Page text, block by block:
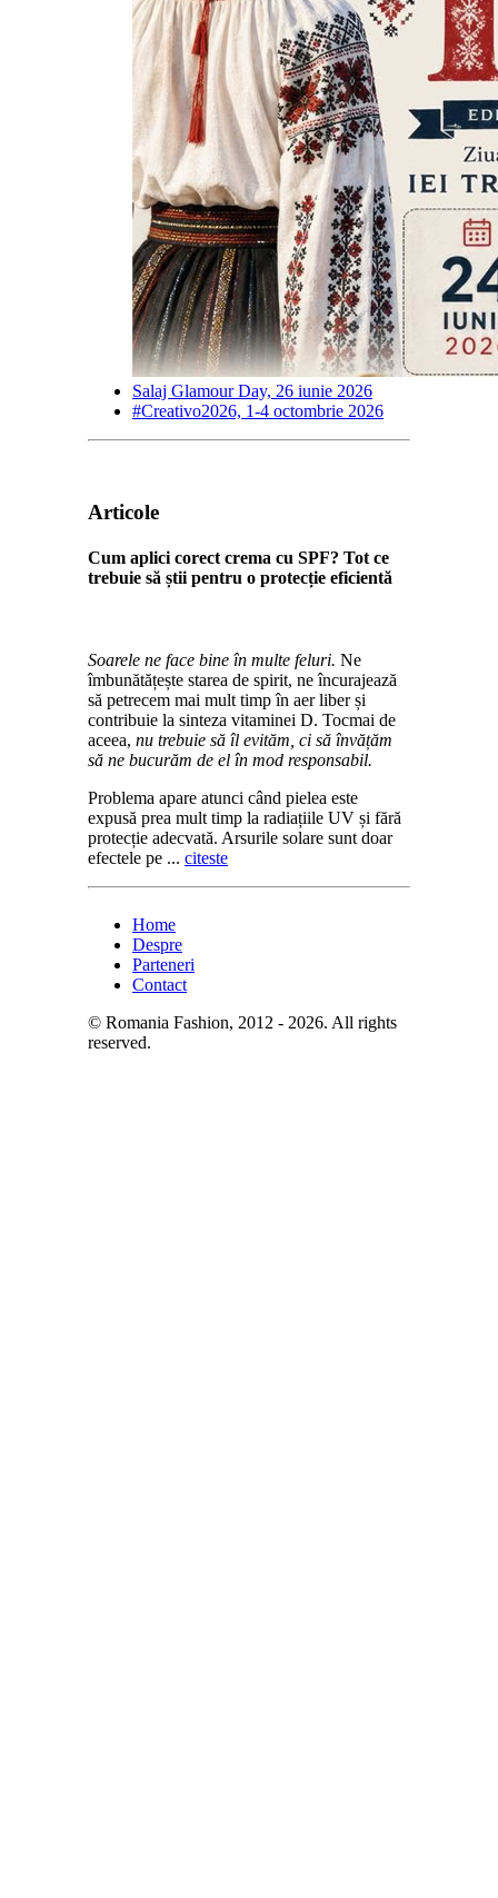
Salaj Glamour Day, 26 iunie 2026
#Creativo2026, 1-4 octombrie 2026
Articole
Cum aplici corect crema cu SPF? Tot ce
trebuie să știi pentru o protecție eficientă
Soarele ne face bine în multe feluri. Ne
îmbunătățește starea de spirit, ne încurajează
să petrecem mai mult timp în aer liber și
contribuie la sinteza vitaminei D. Tocmai de
aceea, nu trebuie să îl evităm, ci să învățăm
să ne bucurăm de el în mod responsabil.
Problema apare atunci când pielea este
expusă prea mult timp la radiațiile UV și fără
protecție adecvată. Arsurile solare sunt doar
efectele pe ... citeste
Home
Despre
Parteneri
Contact
© Romania Fashion, 2012 - 2026. All rights
reserved.